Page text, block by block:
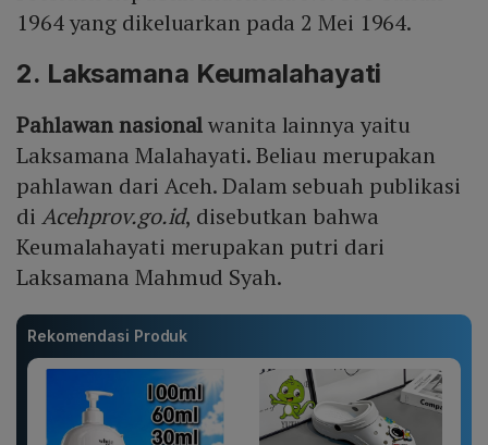
1964 yang dikeluarkan pada 2 Mei 1964.
2. Laksamana Keumalahayati
Pahlawan nasionalwanita lainnya yaitu
Laksamana Malahayati. Beliau merupakan
pahlawan dari Aceh. Dalam sebuah publikasi
di Acehprov.go.id, disebutkan bahwa
Keumalahayati merupakan putri dari
Laksamana Mahmud Syah.
Rekomendasi Produk